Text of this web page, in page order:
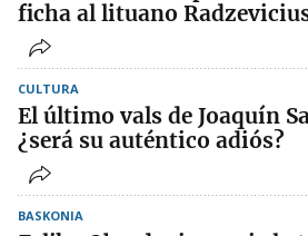
ficha al lituano
CULTURA
El último vals de Joaquín
¿será su auténtico adiós?
BASKONIA